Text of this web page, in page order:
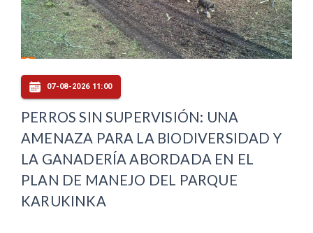
07-08-2026 11:00
PERROS SIN SUPERVISIÓN: UNA
AMENAZA PARA LA BIODIVERSIDAD Y
LA GANADERÍA ABORDADA EN EL
PLAN DE MANEJO DEL PARQUE
KARUKINKA